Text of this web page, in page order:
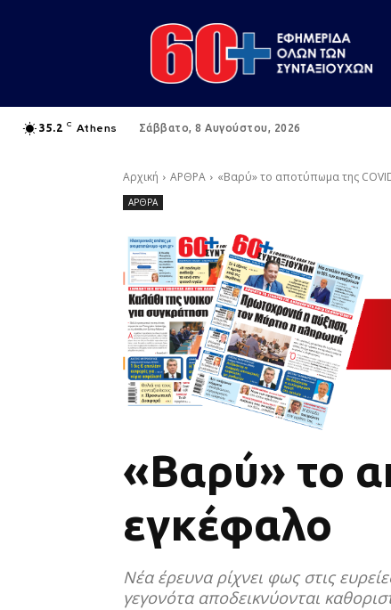
35.2 C Athens Σάββατο, 8 Αυγούστου, 2026
Αρχική ΑΡΘΡΑ «Βαρύ» το αποτύπωμα της
ΑΡΘΡΑ
«Βαρύ» το
εγκέφαλο
Νέα έρευνα ρίχνει φως στις
γεγονότα αποδεικνύονται